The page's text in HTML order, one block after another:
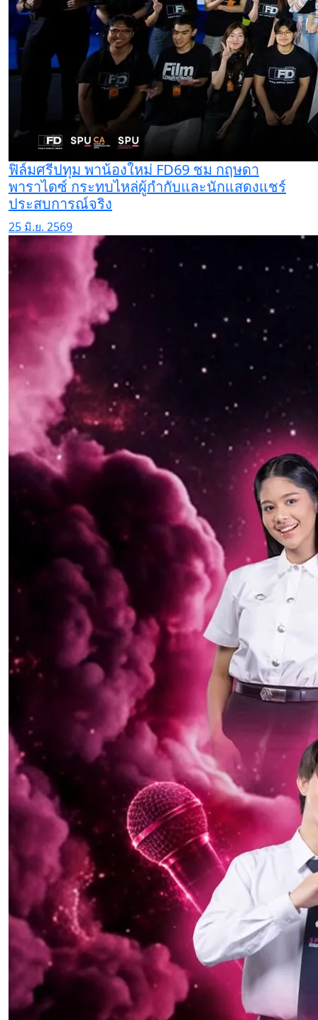
ฟิล์มศรีปทุม พาน้องใหม่ FD69 ชม กฤษดา
พาราไดซ์ กระทบไหล่ผู้กำกับและนักแสดงแชร์
ประสบการณ์จริง
25 มิ.ย. 2569